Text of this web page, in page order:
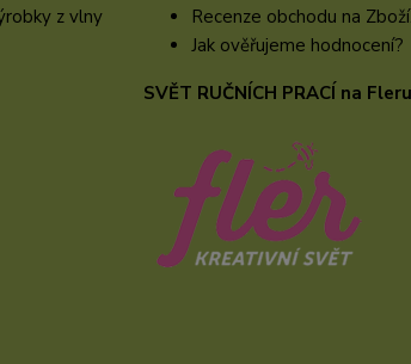
z vlny
Recenze obchodu na
Jak ověřujeme hodnocení?
SVĚT RUČNÍCH PRACÍ na Fleru